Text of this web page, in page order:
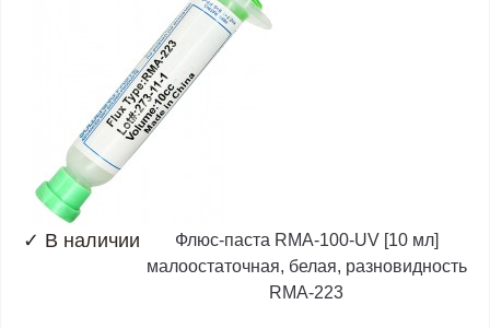
✓ В наличии
Флюс-паста RMA-100-UV [10 мл]
малоостаточная, белая, разновидность
RMA-223